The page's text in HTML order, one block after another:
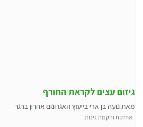
גיזום עצים לקראת החורף
מאת נועה בן ארי בייעוץ האגרונום אהרון ברגר
אחזקת והקמת גינות